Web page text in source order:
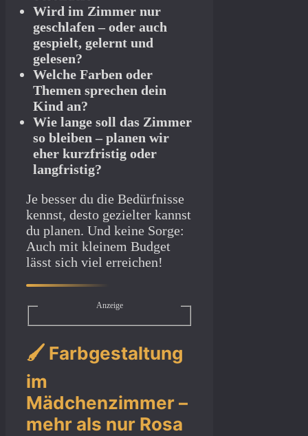
Wird im Zimmer nur
geschlafen – oder auch
gespielt, gelernt und
gelesen?
Welche Farben oder
Themen sprechen dein
Kind an?
Wie lange soll das Zimmer
so bleiben – planen wir
eher kurzfristig oder
langfristig?
Je besser du die Bedürfnisse
kennst, desto gezielter kannst
du planen. Und keine Sorge:
Auch mit kleinem Budget
lässt sich viel erreichen!
Anzeige
🖌️ Farbgestaltung
im
Mädchenzimmer –
mehr als nur Rosa